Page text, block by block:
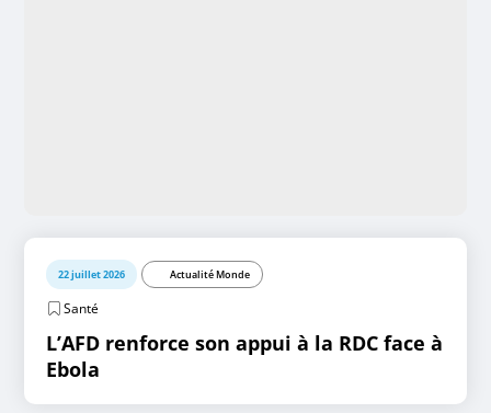
22 juillet 2026 Actualité Monde
Santé
L’AFD renforce son appui à la RDC face à
Ebola